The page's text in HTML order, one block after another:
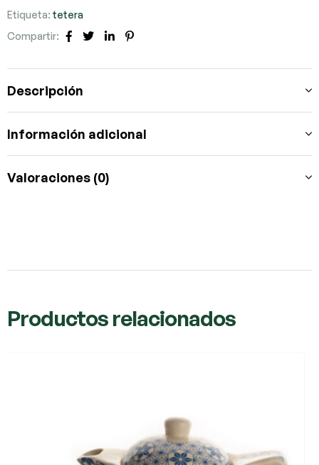
Etiqueta: tetera
Compartir:
Facebook
TwitterLinkedIn
Descripción
Información adicional
Valoraciones (0)
Productos relacionados